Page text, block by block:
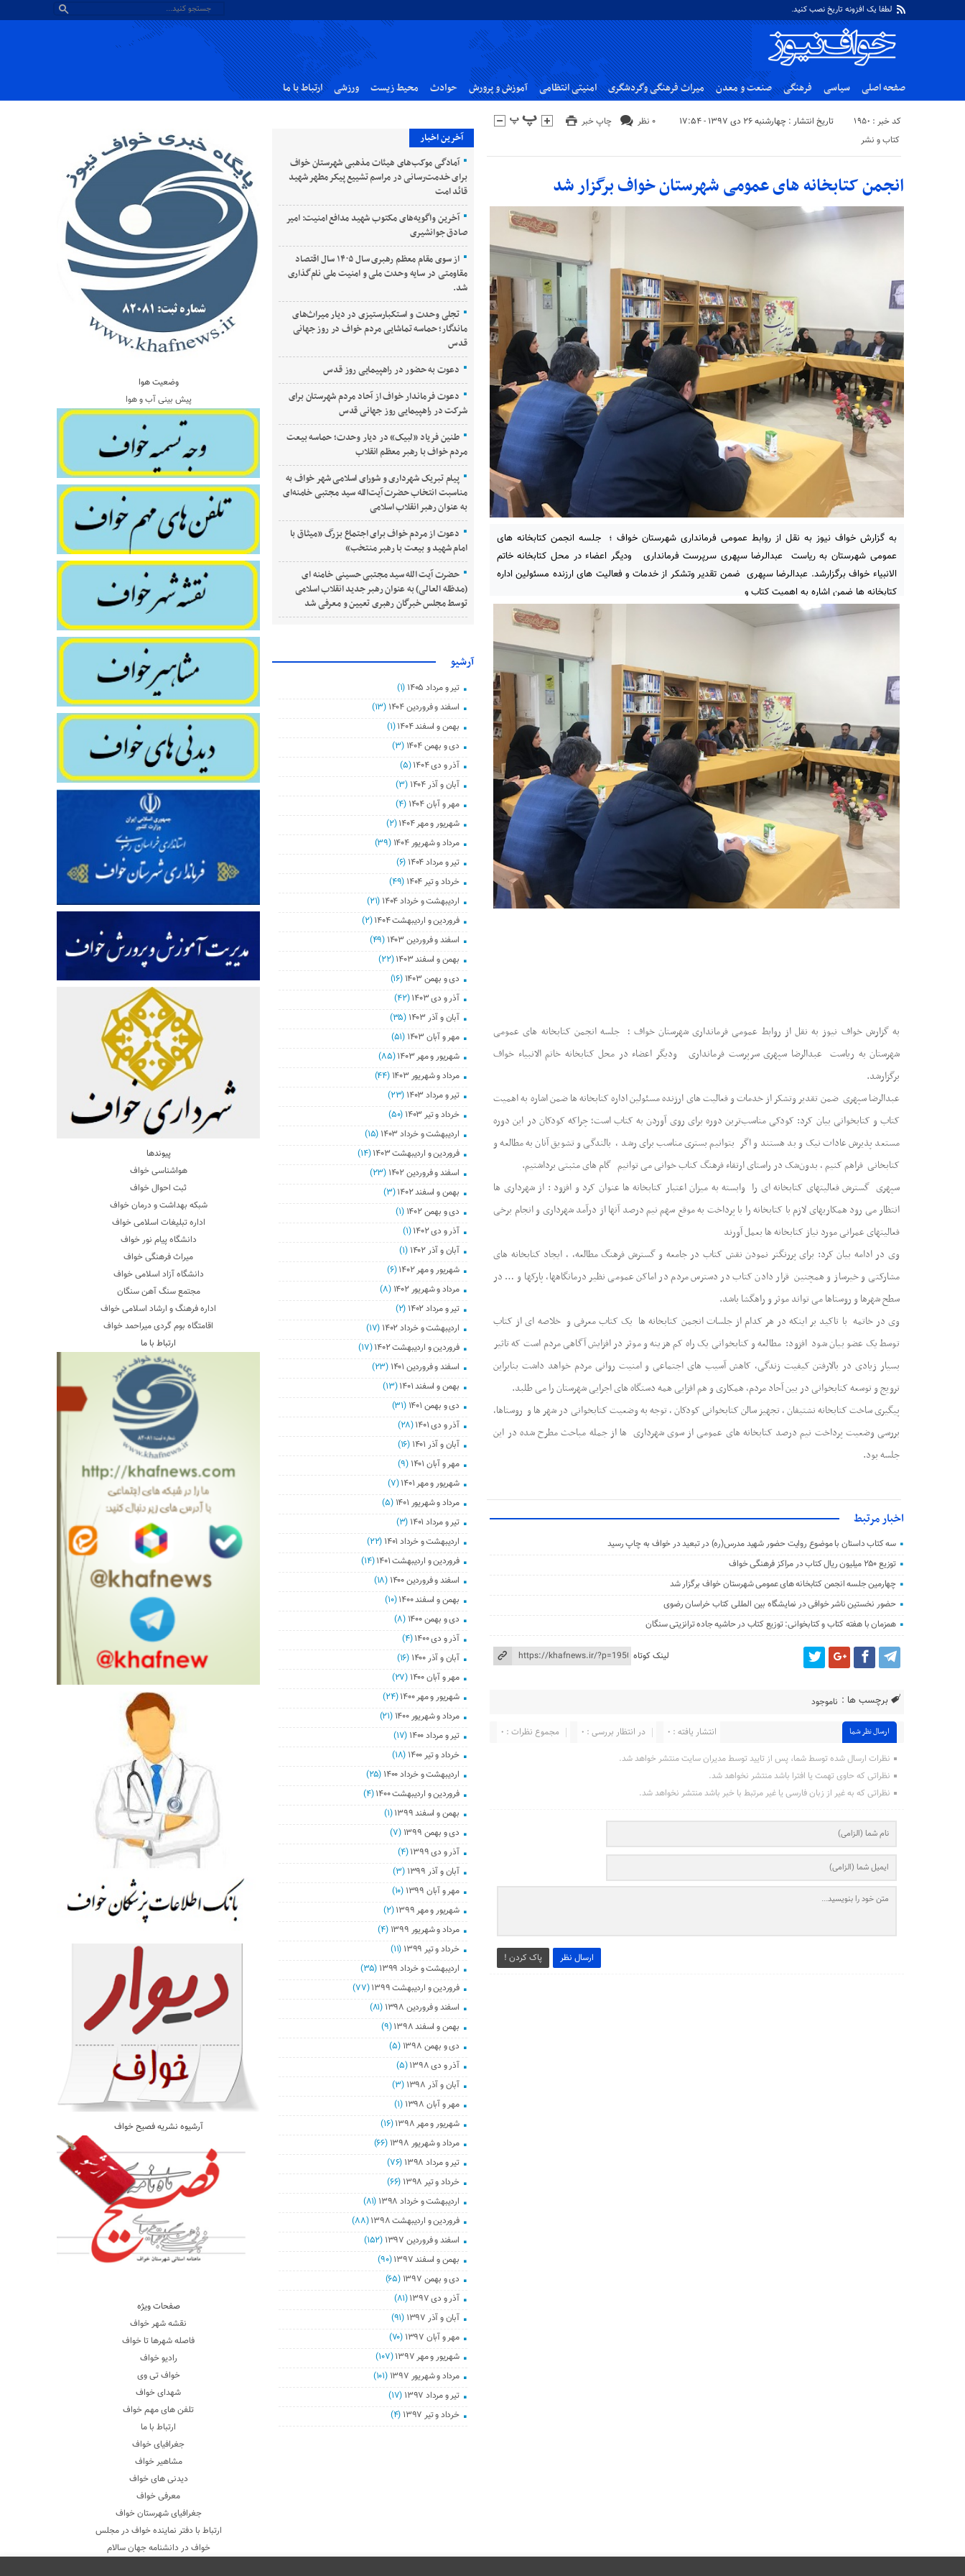
لطفا یک افزونه تاریخ نصب کنید.
صفحه اصلی سیاسی فرهنگی صنعت و معدن میراث فرهنگی وگردشگری امنیتی انتظامی آموزش و پرورش حوادث محیط زیست ورزشی ارتباط با ما
کد خبر : ۱۹۵۰ تاریخ انتشار : چهارشنبه ۲۶ دی ۱۳۹۷ - ۱۷:۵۴ چاپ خبر
۰ نظر
کتاب و نشر
انجمن کتابخانه های عمومی شهرستان خواف برگزار شد
به گزارش خواف نیوز به نقل از روابط عمومی فرمانداری شهرستان خواف ؛ جلسه انجمن کتابخانه های
عمومی شهرستان به ریاست عبدالرضا سپهری سرپرست فرمانداری ودیگر اعضاء در محل کتابخانه خاتم
الانبیاء خواف برگزارشد. عبدالرضا سپهری ضمن تقدیر وتشکر از خدمات و فعالیت های ارزنده مسئولین اداره
کتابخانه ها ضمن اشاره به اهمیت کتاب و
به گزارش خواف نیوز به نقل از روابط عمومی فرمانداری شهرستان خواف ؛ جلسه انجمن کتابخانه های عمومی
شهرستان به ریاست عبدالرضا سپهری سرپرست فرمانداری ودیگر اعضاء در محل کتابخانه خاتم الانبیاء خواف
برگزارشد.
عبدالرضا سپهری ضمن تقدیر وتشکر از خدمات و فعالیت های ارزنده مسئولین اداره کتابخانه ها ضمن اشاره به اهمیت
کتاب و کتابخوانی بیان کرد: کودکی مناسب‌ترین دوره برای روی آوردن به کتاب است؛ چراکه کودکان در این دوره
مستعد پذیرش عادات نیک و بد هستند و اگر بتوانیم بستری مناسب برای رشد ، بالندگی و تشویق آنان به مطالعه و
کتابخانی فراهم کنیم ، بدون‌شک در راستای ارتقاء فرهنگ کناب خوانی می توانیم گام های مثبتی برداشتیم.
سپهری گسترش فعالیتهای کتابخانه ای را وابسته به میزان اعتبار کتابخانه ها عنوان کرد و افزود : از شهرداری ها
انتظار می رود همکاریهای لازم با کتابخانه را با پرداخت به موقع سهم نیم درصد آنها از درآمد شهرداری و انجام برخی
فعالیتهای عمرانی مورد نیاز کتابخانه ها بعمل آورند
وی در ادامه بیان کرد: برای پررنگتر نمودن نقش کتاب در جامعه و گسترش فرهنگ مطالعه، ، ایجاد کتابخانه های
مشارکتی و خیرساز و همچنین قرار دادن کتاب در دسترس مردم در اماکن عمومی نظیر درمانگاهها، پارکها و … در
سطح شهرها و روستاها می تواند موثر و راهگشا باشد.
وی در خاتمه با تاکید بر اینکه در هر کدام از جلسات انجمن کتابخانه ها یک کتاب معرفی و خلاصه ای از کتاب
توسط یک عضو بیان شود افزود: مطالعه و کتابخوانی یک راه کم هزینه و موثر در افزایش آگاهی مردم است که تاثیر
بسیار زیادی در بالارفتن کیفیت زندگی، کاهش آسیب های اجتماعی و امنیت روانی مردم خواهد داشت بنابراین
ترویج و توسعه کتابخوانی در بین آحاد مردم، همکاری و هم افزایی همه دستگاه های اجرایی شهرستان را می طلبد.
پیگیری ساخت کتابخانه نشتیفان ، تجهیز سالن کتابخوانی کودکان ، توجه به وضعیت کتابخوانی در شهر ها و روستاها،
بررسی وضعیت پرداخت نیم درصد کتابخانه های عمومی از سوی شهرداری ها از جمله مباحث مطرح شده در این
جلسه بود.
اخبار مرتبط
سه کتاب داستان با موضوع روایت حضور شهید مدرس(ره) در تبعید در خواف به چاپ رسید
توزیع ۲۵۰ میلیون ریال کتاب در مراکز فرهنگی خواف
چهارمین جلسه انجمن کتابخانه های عمومی شهرستان خواف برگزار شد
حضور نخستین ناشر خوافی در نمایشگاه بین المللی کتاب خراسان رضوی
همزمان با هفته کتاب و کتابخوانی: توزیع کتاب در حاشیه جاده ترانزیتی سنگان
لینک کوتاه
برچسب ها : ناموجود
ارسال نظر شما مجموع نظرات : ۰ در انتظار بررسی : ۰ انتشار یافته : ۰
نظرات ارسال شده توسط شما، پس از تایید توسط مدیران سایت منتشر خواهد شد.
نظراتی که حاوی تهمت یا افترا باشد منتشر نخواهد شد.
نظراتی که به غیر از زبان فارسی یا غیر مرتبط با خبر باشد منتشر نخواهد شد.
ارسال نظر پاک کردن !
آخرین اخبار
آمادگی موکب‌های هیئات مذهبی شهرستان خواف
برای خدمت‌رسانی در مراسم تشییع پیکر مطهر شهید
قائد امت
آخرین واگویه‌های مکتوب شهید مدافع امنیت: امیر
صادق جوانشیری
از سوی مقام معظم رهبری سال ۱۴۰۵ سال اقتصاد
مقاومتی در سایه وحدت ملی و امنیت ملی نام‌گذاری
شد.
تجلی وحدت و استکبارستیزی در دیار میراث‌های
ماندگار؛ حماسه تماشایی مردم خواف در روز جهانی
قدس
دعوت به حضور در راهپیمایی روز قدس
دعوت فرماندار خواف از آحاد مردم شهرستان برای
شرکت در راهپیمایی روز جهانی قدس
طنین فریاد «لبیک» در دیار وحدت؛ حماسه بیعت
مردم خواف با رهبر معظم انقلاب
پیام تبریک شهرداری و شورای اسلامی شهر خواف به
مناسبت انتخاب حضرت آیت‌الله سید مجتبی خامنه‌ای
به عنوان رهبر انقلاب اسلامی
دعوت از مردم خواف برای اجتماع بزرگ «میثاق با
امام شهید و بیعت با رهبر منتخب»
حضرت آیت الله سید مجتبی حسینی خامنه ای
(مدظله العالی) به عنوان رهبر جدید انقلاب اسلامی
توسط مجلس خبرگان رهبری تعیین و معرفی شد
آرشیو
تیر و مرداد ۱۴۰۵
(۱)
اسفند و فروردین ۱۴۰۴
(۱۳)
بهمن و اسفند ۱۴۰۴
(۱)
دی و بهمن ۱۴۰۴
(۳)
آذر و دی ۱۴۰۴
(۵)
آبان و آذر ۱۴۰۴
(۳)
مهر و آبان ۱۴۰۴
(۴)
شهریور و مهر ۱۴۰۴
(۲)
مرداد و شهریور ۱۴۰۴
(۳۹)
تیر و مرداد ۱۴۰۴
(۶)
خرداد و تیر ۱۴۰۴
(۴۹)
اردیبهشت و خرداد ۱۴۰۴
(۲۱)
فروردین و اردیبهشت ۱۴۰۴
(۲)
اسفند و فروردین ۱۴۰۳
(۴۹)
بهمن و اسفند ۱۴۰۳
(۲۲)
دی و بهمن ۱۴۰۳
(۱۶)
آذر و دی ۱۴۰۳
(۴۲)
آبان و آذر ۱۴۰۳
(۳۵)
مهر و آبان ۱۴۰۳
(۵۱)
شهریور و مهر ۱۴۰۳
(۸۵)
مرداد و شهریور ۱۴۰۳
(۴۴)
تیر و مرداد ۱۴۰۳
(۲۳)
خرداد و تیر ۱۴۰۳
(۵۰)
اردیبهشت و خرداد ۱۴۰۳
(۱۵)
فروردین و اردیبهشت ۱۴۰۳
(۱۴)
اسفند و فروردین ۱۴۰۲
(۲۳)
بهمن و اسفند ۱۴۰۲
(۳)
دی و بهمن ۱۴۰۲
(۱)
آذر و دی ۱۴۰۲
(۱)
آبان و آذر ۱۴۰۲
(۱)
شهریور و مهر ۱۴۰۲
(۶)
مرداد و شهریور ۱۴۰۲
(۸)
تیر و مرداد ۱۴۰۲
(۲)
اردیبهشت و خرداد ۱۴۰۲
(۱۷)
فروردین و اردیبهشت ۱۴۰۲
(۱۷)
اسفند و فروردین ۱۴۰۱
(۲۳)
بهمن و اسفند ۱۴۰۱
(۱۳)
دی و بهمن ۱۴۰۱
(۳۱)
آذر و دی ۱۴۰۱
(۲۸)
آبان و آذر ۱۴۰۱
(۱۶)
مهر و آبان ۱۴۰۱
(۹)
شهریور و مهر ۱۴۰۱
(۷)
مرداد و شهریور ۱۴۰۱
(۵)
تیر و مرداد ۱۴۰۱
(۳)
اردیبهشت و خرداد ۱۴۰۱
(۲۲)
فروردین و اردیبهشت ۱۴۰۱
(۱۴)
اسفند و فروردین ۱۴۰۰
(۱۸)
بهمن و اسفند ۱۴۰۰
(۱۰)
دی و بهمن ۱۴۰۰
(۸)
آذر و دی ۱۴۰۰
(۴)
آبان و آذر ۱۴۰۰
(۱۶)
مهر و آبان ۱۴۰۰
(۲۷)
شهریور و مهر ۱۴۰۰
(۲۴)
مرداد و شهریور ۱۴۰۰
(۲۱)
تیر و مرداد ۱۴۰۰
(۱۷)
خرداد و تیر ۱۴۰۰
(۱۸)
اردیبهشت و خرداد ۱۴۰۰
(۲۵)
فروردین و اردیبهشت ۱۴۰۰
(۴)
بهمن و اسفند ۱۳۹۹
(۱)
دی و بهمن ۱۳۹۹
(۷)
آذر و دی ۱۳۹۹
(۴)
آبان و آذر ۱۳۹۹
(۳)
مهر و آبان ۱۳۹۹
(۱۰)
شهریور و مهر ۱۳۹۹
(۲)
مرداد و شهریور ۱۳۹۹
(۴)
خرداد و تیر ۱۳۹۹
(۱۱)
اردیبهشت و خرداد ۱۳۹۹
(۳۵)
فروردین و اردیبهشت ۱۳۹۹
(۷۷)
اسفند و فروردین ۱۳۹۸
(۸۱)
بهمن و اسفند ۱۳۹۸
(۹)
دی و بهمن ۱۳۹۸
(۵)
آذر و دی ۱۳۹۸
(۵)
آبان و آذر ۱۳۹۸
(۳)
مهر و آبان ۱۳۹۸
(۱)
شهریور و مهر ۱۳۹۸
(۱۶)
مرداد و شهریور ۱۳۹۸
(۶۶)
تیر و مرداد ۱۳۹۸
(۷۶)
خرداد و تیر ۱۳۹۸
(۶۶)
اردیبهشت و خرداد ۱۳۹۸
(۸۱)
فروردین و اردیبهشت ۱۳۹۸
(۸۸)
اسفند و فروردین ۱۳۹۷
(۱۵۲)
بهمن و اسفند ۱۳۹۷
(۹۰)
دی و بهمن ۱۳۹۷
(۶۵)
آذر و دی ۱۳۹۷
(۸۱)
آبان و آذر ۱۳۹۷
(۹۱)
مهر و آبان ۱۳۹۷
(۷۰)
شهریور و مهر ۱۳۹۷
(۱۰۷)
مرداد و شهریور ۱۳۹۷
(۱۰۱)
تیر و مرداد ۱۳۹۷
(۱۷)
خرداد و تیر ۱۳۹۷
(۴)
وضعیت هوا
پیش بینی آب و هوا
پیوندها
هواشناسی خواف
ثبت احوال خواف
شبکه بهداشت و درمان خواف
اداره تبلیغات اسلامی خواف
دانشگاه پیام نور خواف
میراث فرهنگی خواف
دانشگاه آزاد اسلامی خواف
مجتمع سنگ آهن سنگان
اداره فرهنگ و ارشاد اسلامی خواف
اقامتگاه بوم گردی میراحمد خواف
ارتباط با ما
آرشیوه نشریه فصیح خواف
صفحات ویژه
نقشه شهر خواف
فاصله شهرها تا خواف
رادیو خواف
خواف تی وی
شهدای خواف
تلفن های مهم خواف
ارتباط با ما
جغرافیای خواف
مشاهیر خواف
دیدنی های خواف
معرفی خواف
جغرافیای شهرستان خواف
ارتباط با دفتر نماینده خواف در مجلس
خواف در دانشنامه جهان سالام